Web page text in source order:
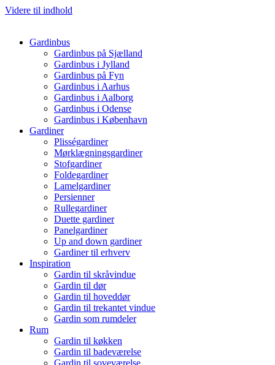
Videre til indhold
Gardinbus
Gardinbus på Sjælland
Gardinbus i Jylland
Gardinbus på Fyn
Gardinbus i Aarhus
Gardinbus i Aalborg
Gardinbus i Odense
Gardinbus i København
Gardiner
Plisségardiner
Mørklægningsgardiner
Stofgardiner
Foldegardiner
Lamelgardiner
Persienner
Rullegardiner
Duette gardiner
Panelgardiner
Up and down gardiner
Gardiner til erhverv
Inspiration
Gardin til skråvindue
Gardin til dør
Gardin til hoveddør
Gardin til trekantet vindue
Gardin som rumdeler
Rum
Gardin til køkken
Gardin til badeværelse
Gardin til soveværelse